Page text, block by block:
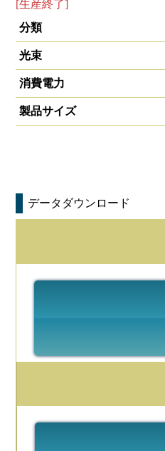
[生産終了]
分類
光束
消費電力
製品サイズ
データダウンロード